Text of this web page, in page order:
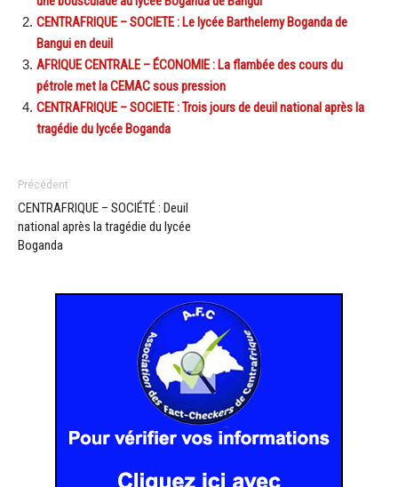
CENTRAFRIQUE – SOCIETE : Le lycée Barthelemy Boganda de
Bangui en deuil
AFRIQUE CENTRALE – ÉCONOMIE : La flambée des cours du
pétrole met la CEMAC sous pression
CENTRAFRIQUE – SOCIETE : Trois jours de deuil national après la
tragédie du lycée Boganda
Précédent
CENTRAFRIQUE – SOCIÉTÉ : Deuil
national après la tragédie du lycée
Boganda